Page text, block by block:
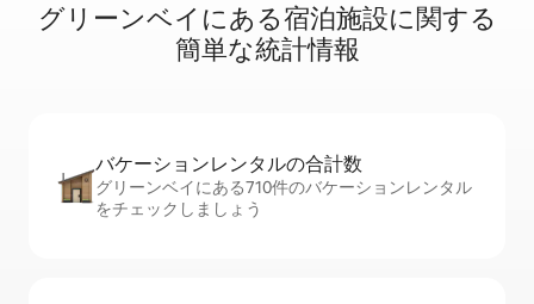
グリーンベイに⁠あ⁠る宿⁠泊⁠施⁠設⁠に関⁠す⁠る
簡⁠単⁠な統⁠計⁠情⁠報
バケーションレ⁠ン⁠タ⁠ル⁠の合⁠計⁠数
グリーンベイにある710件のバケーションレンタル
をチェックしましょう